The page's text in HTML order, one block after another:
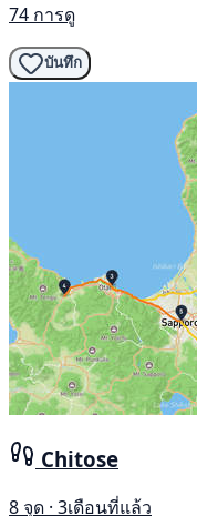
74 การดู
บันทึก
Chitose
8 จุด · 3เดือนที่แล้ว